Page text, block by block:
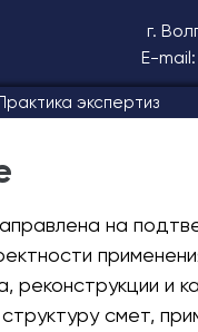
г.
E-
экспертиз
на
и
смет,